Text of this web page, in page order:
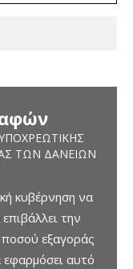
ΤΩΝ ΔΑΝΕΊΩΝ
κυβέρνηση να
την
εξαγοράς
αυτό